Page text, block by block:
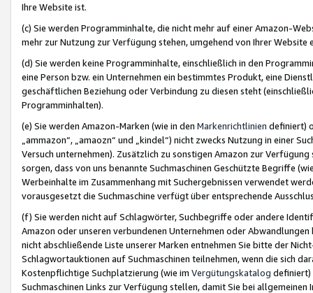
Ihre Website ist.
(c) Sie werden Programminhalte, die nicht mehr auf einer Amazon-
mehr zur Nutzung zur Verfügung stehen, umgehend von Ihrer
(d) Sie werden keine Programminhalte, einschließlich in den
eine Person bzw. ein Unternehmen ein bestimmtes Produkt, eine
geschäftlichen Beziehung oder Verbindung zu diesen steht
Programminhalten).
(e) Sie werden Amazon-Marken (wie in den Markenrichtlinien definiert)
„ammazon“, „amaozn“ und „kindel“) nicht zwecks Nutzung in einer
Versuch unternehmen). Zusätzlich zu sonstigen Amazon zur
sorgen, dass von uns benannte Suchmaschinen Geschützte Begriffe
Werbeinhalte im Zusammenhang mit Suchergebnissen verwendet
vorausgesetzt die Suchmaschine verfügt über entsprechende
(f) Sie werden nicht auf Schlagwörter, Suchbegriffe oder andere
Amazon oder unseren verbundenen Unternehmen oder
nicht abschließende Liste unserer Marken entnehmen Sie bitte der
Schlagwortauktionen auf Suchmaschinen teilnehmen, wenn die sich
Kostenpflichtige Suchplatzierung (wie im Vergütungskatalog definiert)
Suchmaschinen Links zur Verfügung stellen, damit Sie bei